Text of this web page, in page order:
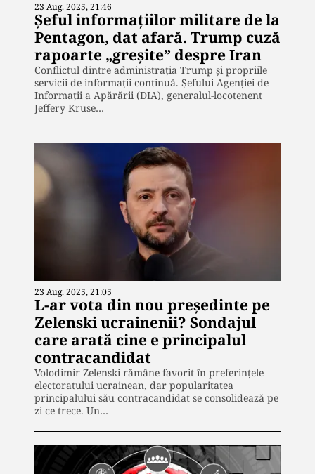
23 Aug. 2025, 21:46
Șeful informațiilor militare de la
Pentagon, dat afară. Trump cuză
rapoarte „greșite” despre Iran
Conflictul dintre administrația Trump și propriile
servicii de informații continuă. Șefului Agenției de
Informații a Apărării (DIA), generalul-locotenent
Jeffery Kruse…
23 Aug. 2025, 21:05
L-ar vota din nou președinte pe
Zelenski ucrainenii? Sondajul
care arată cine e principalul
contracandidat
Volodimir Zelenski rămâne favorit în preferințele
electoratului ucrainean, dar popularitatea
principalului său contracandidat se consolidează pe
zi ce trece. Un…